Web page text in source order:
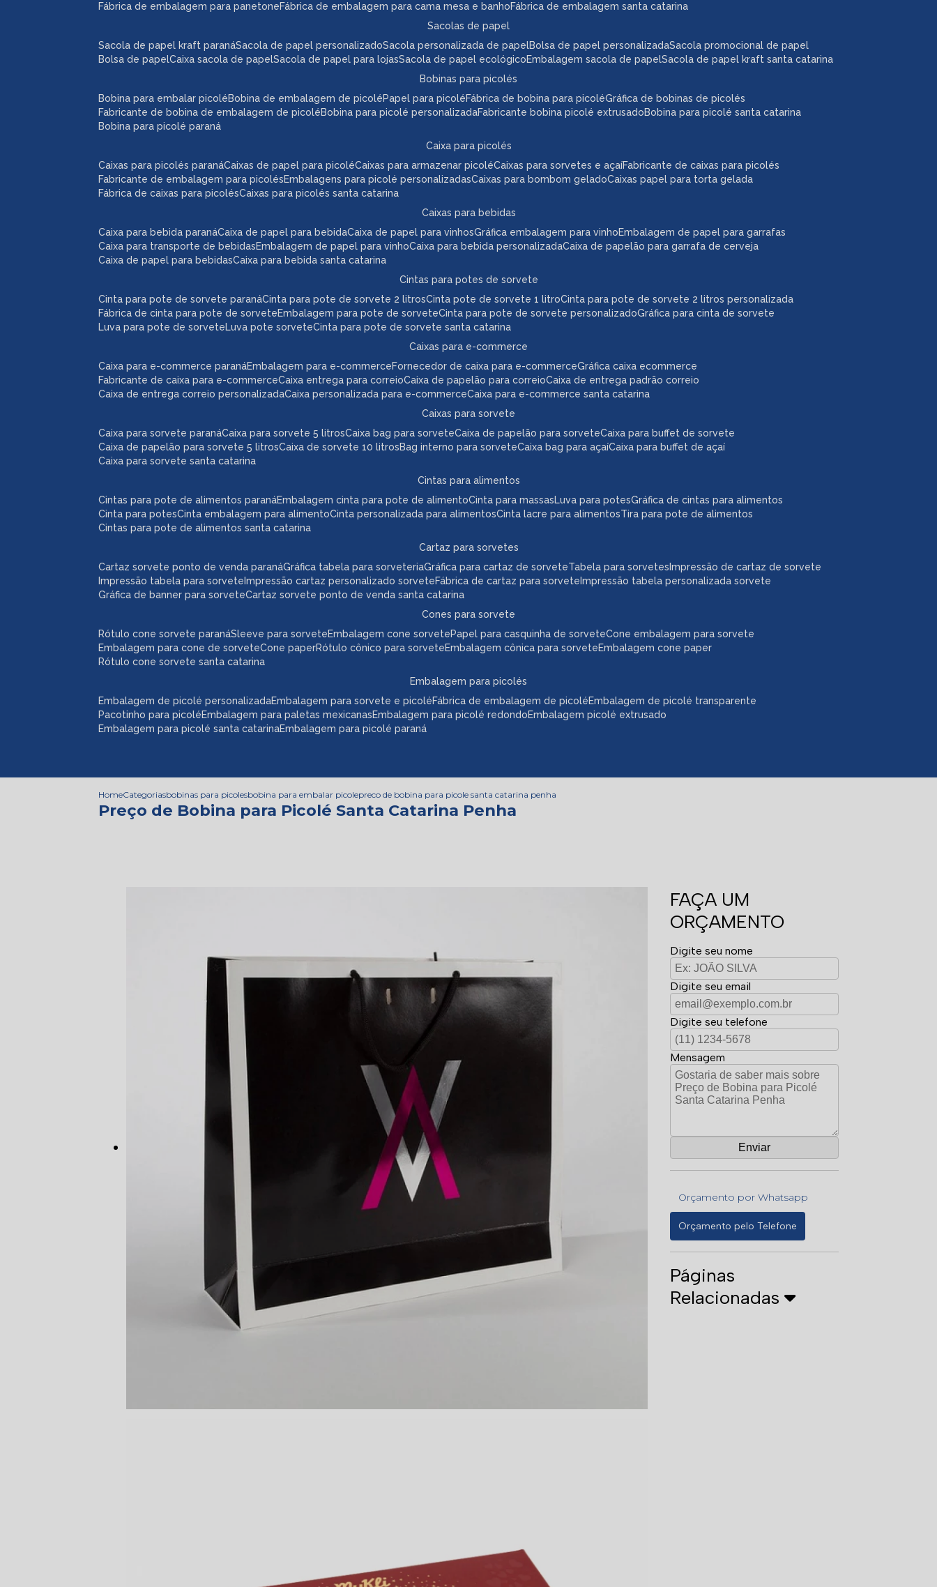
bobinas para picolés
bobina para embalar picolé
bobina de embalagem de picolé papel para picolé
gráfica de bobinas de picolés
fabricante de bobina de embalagem de picolé
fabricante bobina picolé extrusado
bobina para picolé personalizada
fábrica de bobina para picolé
bobina para picolé santa catarina
bobina para picolé paraná
caixa para picolés
caixas de papel para picolé
caixas para armazenar picolé
caixas para sorvetes e açaí
fabricante de embalagem para picolés embalagens para picolé personalizadas caixas papel para torta gelada
caixas para bombom gelado
fabricante de caixas para picolés
fábrica de caixas para picolés caixas para picolés santa catarina
caixas para picolés paraná
caixas para bebidas
caixa de papel para bebida
caixa de papel para vinhos
gráfica embalagem para vinho
caixa para transporte de bebidas embalagem de papel para vinho caixa de papelão para garrafa de cerveja
caixa para bebida personalizada
embalagem de papel para garrafas
caixa de papel para bebidas caixa para bebida santa catarina
caixa para bebida paraná
caixas para e-commerce
embalagem para e-commerce fornecedor de caixa para e-commerce
gráfica caixa ecommerce
caixa entrega para correio
caixa de papelão para correio
caixa de entrega correio personalizada
caixa de entrega padrão correio
fabricante de caixa para e-commerce
caixa personalizada para e-commerce
caixa para e-commerce santa catarina
caixa para e-commerce paraná
caixas para sorvete
caixa para sorvete 5 litros
caixa bag para sorvete
caixa de papelão para sorvete
caixa de papelão para sorvete 5 litros
caixa de sorvete 10 litros caixa bag para açaí
bag interno para sorvete
caixa para buffet de sorvete
caixa para buffet de açaí
caixa para sorvete santa catarina
caixa para sorvete paraná
cartaz para sorvetes
gráfica tabela para sorveteria
gráfica para cartaz de sorvete
tabela para sorvetes
impressão tabela para sorvete impressão cartaz personalizado sorvete impressão tabela personalizada sorvete
fábrica de cartaz para sorvete
impressão de cartaz de sorvete
gráfica de banner para sorvete cartaz sorvete ponto de venda santa catarina
cartaz sorvete ponto de venda paraná
cintas para alimentos
embalagem cinta para pote de alimento
cinta para massas luva para potes
cinta para potes
cinta embalagem para alimento cinta lacre para alimentos
cinta personalizada para alimentos
gráfica de cintas para alimentos
tira para pote de alimentos
cintas para pote de alimentos santa catarina
cintas para pote de alimentos paraná
cintas para potes de sorvete
cinta para pote de sorvete 2 litros
cinta pote de sorvete 1 litro
cinta para pote de sorvete 2 litros personalizada
embalagem para pote de sorvete
cinta para pote de sorvete personalizado
luva para pote de sorvete
gráfica para cinta de sorvete
fábrica de cinta para pote de sorvete
luva pote sorvete
cinta para pote de sorvete santa catarina
cinta para pote de sorvete paraná
cones para sorvete
sleeve para sorvete embalagem cone sorvete
papel para casquinha de sorvete
embalagem para cone de sorvete
cone paper embalagem cônica para sorvete
rótulo cônico para sorvete
cone embalagem para sorvete
embalagem cone paper
rótulo cone sorvete santa catarina
rótulo cone sorvete paraná
embalagem para picolés
embalagem de picolé personalizada embalagem para sorvete e picolé fábrica de embalagem de picolé
pacotinho para picolé embalagem para paletas mexicanas embalagem picolé extrusado
embalagem para picolé redondo
embalagem de picolé transparente
embalagem para picolé santa catarina embalagem para picolé paraná
fábrica de embalagem para panetone fábrica de embalagem para cama mesa e banho fábrica de embalagem santa catarina
sacolas de papel
sacola de papel personalizado sacola personalizada de papel bolsa de papel personalizada
bolsa de papel
caixa sacola de papel sacola de papel ecológico
sacola de papel para lojas
sacola promocional de papel
embalagem sacola de papel sacola de papel kraft santa catarina
sacola de papel kraft paraná
HomeCategoriasbobinas para picolesbobina para embalar picolepreco de bobina para picole santa catarina penha
Preço de Bobina para Picolé Santa Catarina Penha
FAÇA UM
ORÇAMENTO
Digite seu nome
Digite seu email
Digite seu telefone
Mensagem
Orçamento por Whatsapp
Orçamento pelo Telefone
Páginas
Relacionadas